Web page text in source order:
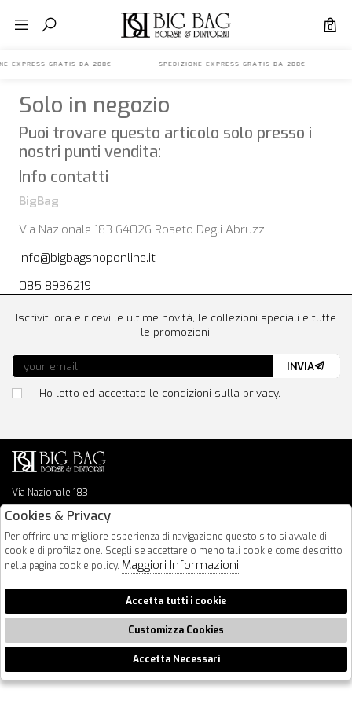
0
EXPRESS GRATIS DA 200€ SPEDIZIONE EXPRESS GRATIS DA
Solo in negozio
Puoi trovare questo articolo solo presso i
nostri punti vendita:
Info contatti
BigBag
Via Nazionale 183 64026 Roseto Degli Abruzzi
info@bigbagshoponline.it
085 8936219
Via Nazionale 183
64026 Roseto Degli Abruzzi
info@bigbagshoponline.it
follow us
Iscriviti ora e ricevi le ultime novità, le collezioni speciali e tutte
le promozioni.
Ho letto ed accettato le condizioni sulla privacy.
INVIA
2026 BigBag - P.iva : 00916940679 Powered by
🍪
Cookies & Privacy
Per offrire una migliore esperienza di navigazione questo sito si avvale di
cookie di profilazione. Scegli se accettare o meno tali cookie come descritto
nella pagina cookie policy. Maggiori Informazioni
Accetta tutti i cookie
Customizza Cookies
Accetta Necessari